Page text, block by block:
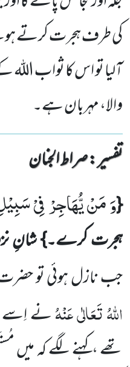
کی طرف ہجرت کرتے
آلیا تو اس کا ثواب اللہ
والا، مہربان ہے۔
تفسیر : ‎صراط الجنان
{وَ مَنْ یُّهَاجِرْ فِیْ
ہجرت کرے۔} شانِ
جب نازل ہوئی تو
اللہُ تَعَالٰی عَنْہُنے اِسے
تھے ،کہنے لگے کہ میں